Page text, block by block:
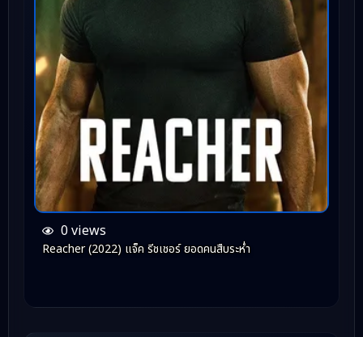
0 views
Reacher (2022) แจ็ค รีชเชอร์ ยอดคนสืบระห่ำ